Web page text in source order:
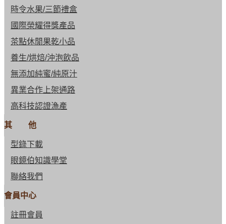
時令水果/三節禮盒
國際榮耀得獎產品
茶點休閒果乾小品
養生/烘焙/沖泡飲品
無添加純蜜/純原汁
異業合作上架通路
高科技認證漁產
其 他
型錄下載
眼鏡伯知識學堂
聯絡我們
會員中心
註冊會員